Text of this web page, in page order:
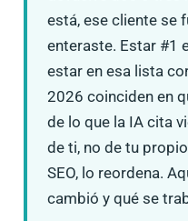
está, ese cliente se
enteraste. Estar #1
estar en esa lista
2026 coinciden en
de lo que la IA cita
de ti, no de tu
SEO, lo reordena.
cambió y qué se